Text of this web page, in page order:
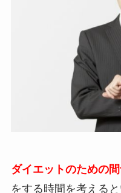
ダイエットのための間
をする時間を考えると